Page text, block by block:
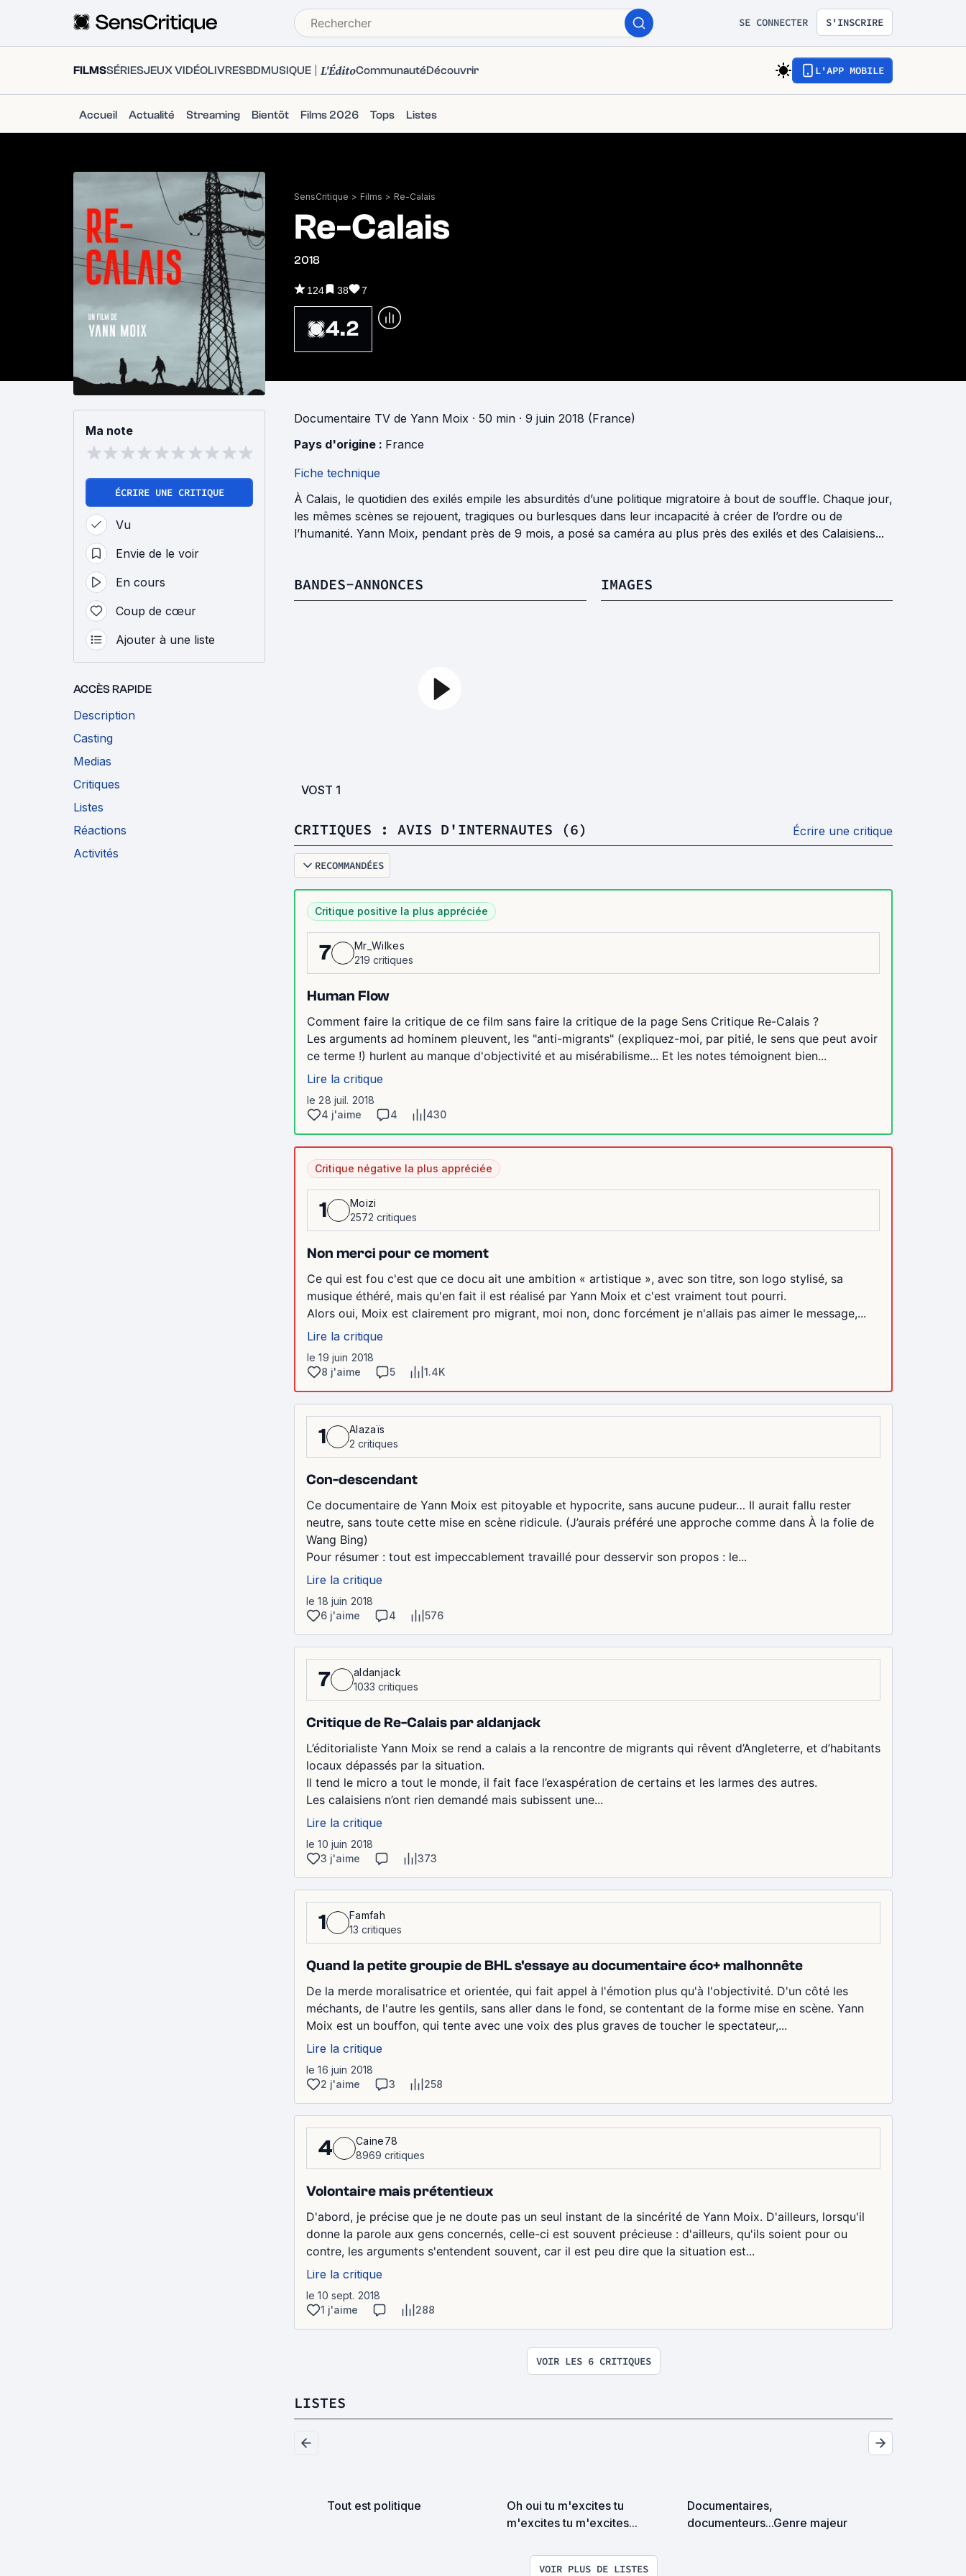
SE CONNECTER S'INSCRIRE
FILMSSÉRIESJEUX VIDÉOLIVRESBDMUSIQUE L'ÉditoCommunautéDécouvrir L'APP MOBILE
Accueil Actualité Streaming Bientôt Films 2026 Tops Listes
SensCritique > Films > Re-Calais
Re-Calais
2018
124 38 7
4.2
Ma note
ÉCRIRE UNE CRITIQUE
Vu
Envie de le voir
En cours
Coup de cœur
Ajouter à une liste
ACCÈS RAPIDE
Description
Casting
Medias
Critiques
Listes
Réactions
Activités
Documentaire TV de Yann Moix · 50 min · 9 juin 2018 (France)
Pays d'origine : France
Fiche technique
À Calais, le quotidien des exilés empile les absurdités d’une politique migratoire à bout de souffle. Chaque jour,
les mêmes scènes se rejouent, tragiques ou burlesques dans leur incapacité à créer de l’ordre ou de
l’humanité. Yann Moix, pendant près de 9 mois, a posé sa caméra au plus près des exilés et des Calaisiens...
BANDES-ANNONCES
VOST 1
IMAGES
CRITIQUES : AVIS D'INTERNAUTES (6) Écrire une critique
RECOMMANDÉES
Critique positive la plus appréciée
7
Mr_Wilkes
219 critiques
Human Flow
Comment faire la critique de ce film sans faire la critique de la page Sens Critique Re-Calais ?
Les arguments ad hominem pleuvent, les "anti-migrants" (expliquez-moi, par pitié, le sens que peut avoir
ce terme !) hurlent au manque d'objectivité et au misérabilisme... Et les notes témoignent bien...
Lire la critique
le 28 juil. 2018
4 j'aime
4 430
Critique négative la plus appréciée
1
Moizi
2572 critiques
Non merci pour ce moment
Ce qui est fou c'est que ce docu ait une ambition « artistique », avec son titre, son logo stylisé, sa
musique éthéré, mais qu'en fait il est réalisé par Yann Moix et c'est vraiment tout pourri.
Alors oui, Moix est clairement pro migrant, moi non, donc forcément je n'allais pas aimer le message,...
Lire la critique
le 19 juin 2018
8 j'aime
5 1.4K
1
Alazaïs
2 critiques
Con-descendant
Ce documentaire de Yann Moix est pitoyable et hypocrite, sans aucune pudeur… Il aurait fallu rester
neutre, sans toute cette mise en scène ridicule. (J’aurais préféré une approche comme dans À la folie de
Wang Bing)
Pour résumer : tout est impeccablement travaillé pour desservir son propos : le...
Lire la critique
le 18 juin 2018
6 j'aime
4 576
7
aldanjack
1033 critiques
Critique de Re-Calais par aldanjack
L’éditorialiste Yann Moix se rend a calais a la rencontre de migrants qui rêvent d’Angleterre, et d’habitants
locaux dépassés par la situation.
Il tend le micro a tout le monde, il fait face l’exaspération de certains et les larmes des autres.
Les calaisiens n’ont rien demandé mais subissent une...
Lire la critique
le 10 juin 2018
3 j'aime
373
1
Famfah
13 critiques
Quand la petite groupie de BHL s'essaye au documentaire éco+ malhonnête
De la merde moralisatrice et orientée, qui fait appel à l'émotion plus qu'à l'objectivité. D'un côté les
méchants, de l'autre les gentils, sans aller dans le fond, se contentant de la forme mise en scène. Yann
Moix est un bouffon, qui tente avec une voix des plus graves de toucher le spectateur,...
Lire la critique
le 16 juin 2018
2 j'aime
3 258
4
Caine78
8969 critiques
Volontaire mais prétentieux
D'abord, je précise que je ne doute pas un seul instant de la sincérité de Yann Moix. D'ailleurs, lorsqu'il
donne la parole aux gens concernés, celle-ci est souvent précieuse : d'ailleurs, qu'ils soient pour ou
contre, les arguments s'entendent souvent, car il est peu dire que la situation est...
Lire la critique
le 10 sept. 2018
1 j'aime
288
VOIR LES 6 CRITIQUES
LISTES
Tout est politique
Oh oui tu m'excites tu
m'excites tu m'excites...
Documentaires,
documenteurs...Genre majeur
VOIR PLUS DE LISTES